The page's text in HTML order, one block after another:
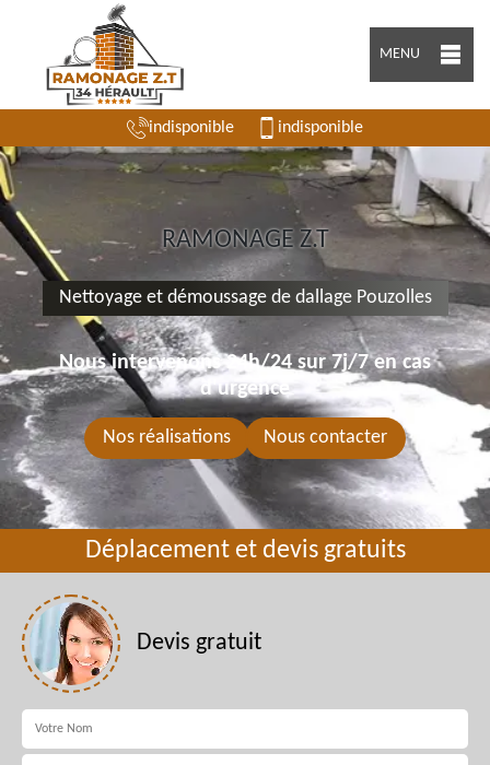
MENU
indisponible indisponible
RAMONAGE Z.T
Nettoyage et démoussage de dallage Pouzolles
Nous intervenons 24h/24 sur 7j/7 en cas
d'urgence
Nos réalisations Nous contacter
Déplacement et devis gratuits
Devis gratuit